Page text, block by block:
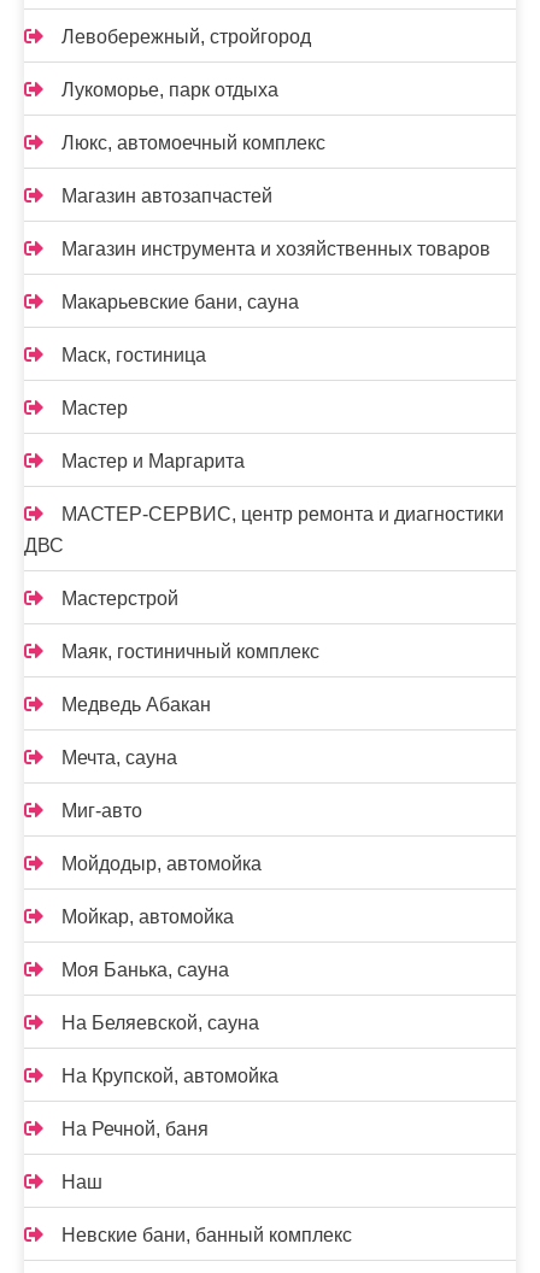
Левобережный, стройгород
Лукоморье, парк отдыха
Люкс, автомоечный комплекс
Магазин автозапчастей
Магазин инструмента и хозяйственных товаров
Макарьевские бани, сауна
Маск, гостиница
Мастер
Мастер и Маргарита
МАСТЕР-СЕРВИС, центр ремонта и диагностики
ДВС
Мастерстрой
Маяк, гостиничный комплекс
Медведь Абакан
Мечта, сауна
Миг-авто
Мойдодыр, автомойка
Мойкар, автомойка
Моя Банька, сауна
На Беляевской, сауна
На Крупской, автомойка
На Речной, баня
Наш
Невские бани, банный комплекс